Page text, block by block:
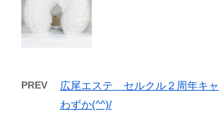
PREV
広尾エステ セルクル２周年キャ
わずか(^^)/